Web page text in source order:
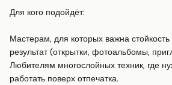
Для кого подойдёт:
Мастерам, для которых важна
результат (открытки, фотоальбомы,
Любителям многослойных техник, где
работать поверх отпечатка.